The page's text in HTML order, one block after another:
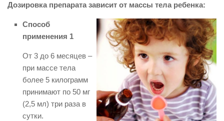
Дозировка препарата зависит от массы тела ребенка:
Способ
применения 1
От 3 до 6 месяцев –
при массе тела
более 5 килограмм
принимают по 50 мг
(2,5 мл) три раза в
сутки.